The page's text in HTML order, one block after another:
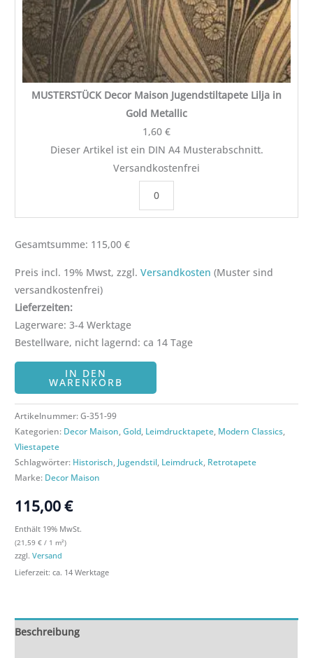
MUSTERSTÜCK Decor Maison Jugendstiltapete Lilja in
Gold Metallic
1,60 €
Dieser Artikel ist ein DIN A4 Musterabschnitt.
Versandkostenfrei
Gesamtsumme: 115,00€
Preis incl. 19% Mwst, zzgl.Versandkosten (Muster sind
Lagerware: 3-4 Werktage
Bestellware, nicht lagernd: ca 14 Tage
IN DEN
WARENKORB
Artikelnummer:G-351-99
Kategorien: Decor Maison,Gold, Leimdrucktapete, Modern Classics,
Vliestapete
Schlagwörter: Historisch, Jugendstil, Leimdruck, Retrotapete
Marke: Decor Maison
115,00€
Enthält 19% MwSt.
(21,59€ / 1 m²)
zzgl.Versand
Lieferzeit: ca. 14 Werktage
Beschreibung